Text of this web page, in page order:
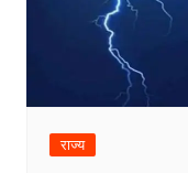
राज्य